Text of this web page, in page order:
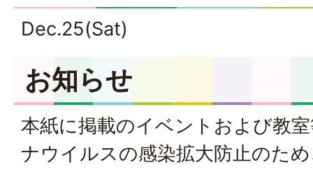
Dec.25(Sat)
お知らせ
本紙に掲載のイベントおよび教
ナウイルスの感染拡大防止のた